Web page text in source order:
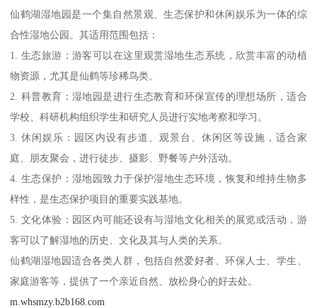
仙鹤湖湿地园是一个集自然景观、生态保护和休闲娱乐为一体的综
合性湿地公园。其适用范围包括：
1. 生态旅游：游客可以在这里观赏湿地生态系统，欣赏丰富的动植
物资源，尤其是仙鹤等珍稀鸟类。
2. 科普教育：湿地园是进行生态教育和环保宣传的理想场所，适合
学校、科研机构组织学生和研究人员进行实地考察和学习。
3. 休闲娱乐：园区内设有步道、观景台、休闲区等设施，适合家
庭、朋友聚会，进行徒步、摄影、野餐等户外活动。
4. 生态保护：湿地园致力于保护湿地生态环境，恢复和维持生物多
样性，是生态保护项目的重要实践基地。
5. 文化体验：园区内可能还设有与湿地文化相关的展览或活动，游
客可以了解湿地的历史、文化及其与人类的关系。
仙鹤湖湿地园适合各类人群，包括自然爱好者、环保人士、学生、
家庭游客等，提供了一个亲近自然、放松身心的好去处。
m.whsmzy.b2b168.com